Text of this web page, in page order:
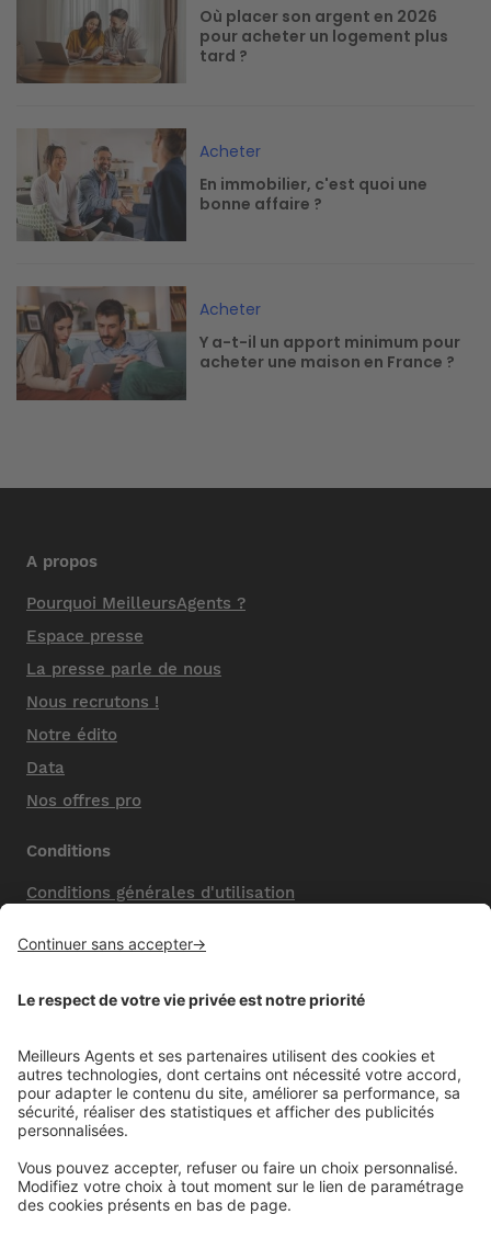
Où placer son argent en 2026
pour acheter un logement plus
tard ?
Image
Acheter
En immobilier, c'est quoi une
bonne affaire ?
Image
Acheter
Y a-t-il un apport minimum pour
acheter une maison en France ?
A propos
Pourquoi MeilleursAgents ?
Espace presse
La presse parle de nous
Nous recrutons !
Notre édito
Data
Nos offres pro
Conditions
Conditions générales d'utilisation
Nos honoraires de vente
Politique de confidentialité
Mentions comparateur
Aide
Contactez-nous